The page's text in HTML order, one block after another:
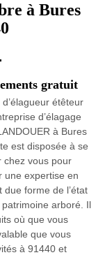
à Bures
gratuit
d’élagueur étêteur
d’élagage
à Bures
est disposée à se
chez vous pour
une expertise en
due forme de l’état
arboré. Il
où que vous
que vous
à 91440 et